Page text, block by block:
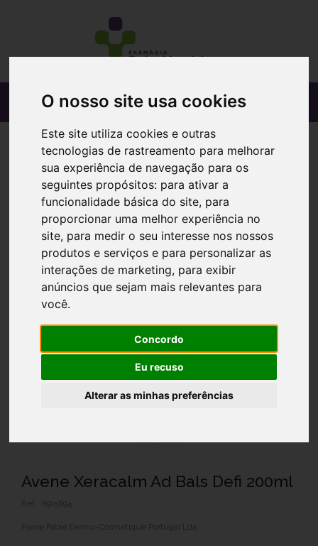
O nosso site usa cookies
Este site utiliza cookies e outras
tecnologias de rastreamento para melhorar
sua experiência de navegação para os
seguintes propósitos: para ativar a
funcionalidade básica do site, para
proporcionar uma melhor experiência no
site, para medir o seu interesse nos nossos
produtos e serviços e para personalizar as
interações de marketing, para exibir
anúncios que sejam mais relevantes para
você.
Concordo
Eu recuso
Alterar as minhas preferências
Avene Xeracalm Ad Bals Defi 200ml
Ref.: 6915694
Pierre Fabre Dermo-Cosmétique Portugal Lda.